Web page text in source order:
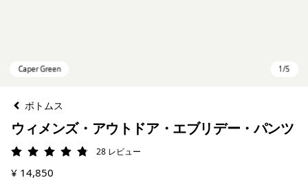
ボトムス
ウィメンズ・アウトドア・エブリデー・パンツ
評価: 4.8 / 5
28 レビュー
¥ 14,850